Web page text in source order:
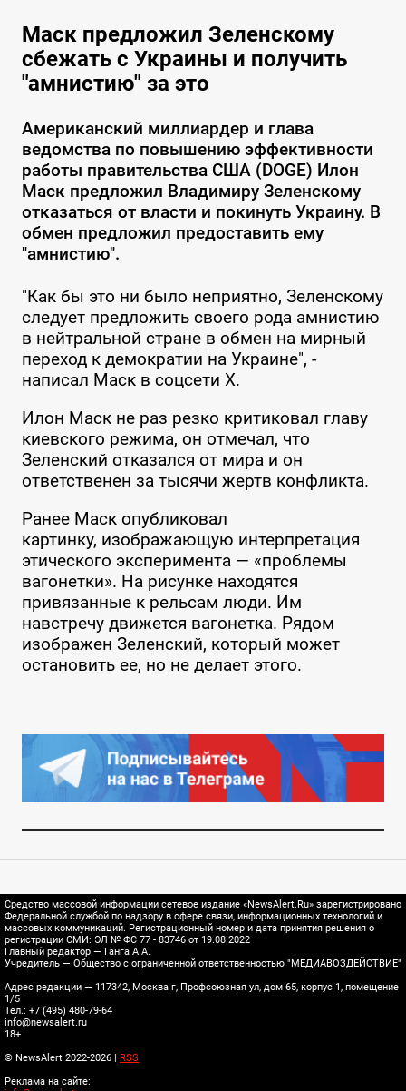
Маск предложил Зеленскому
сбежать с Украины и получить
"амнистию" за это
Американский миллиардер и глава
ведомства по повышению эффективности
работы правительства США (DOGE) Илон
Маск предложил Владимиру Зеленскому
отказаться от власти и покинуть Украину. В
обмен предложил предоставить ему
"амнистию".
"Как бы это ни было неприятно, Зеленскому
следует предложить своего рода амнистию
в нейтральной стране в обмен на мирный
переход к демократии на Украине", -
написал Маск в соцсети X.
Илон Маск не раз резко критиковал главу
киевского режима, он отмечал, что
Зеленский отказался от мира и он
ответственен за тысячи жертв конфликта.
Ранее Маск опубликовал
картинку, изображающую интерпретация
этического эксперимента — «проблемы
вагонетки». На рисунке находятся
привязанные к рельсам люди. Им
навстречу движется вагонетка. Рядом
изображен Зеленский, который может
остановить ее, но не делает этого.
Средство массовой информации сетевое издание «NewsAlert.Ru» зарегистрировано
Федеральной службой по надзору в сфере связи, информационных технологий и
массовых коммуникаций. Регистрационный номер и дата принятия решения о
регистрации СМИ: ЭЛ № ФС 77 - 83746 от 19.08.2022
Главный редактор — Ганга А.А.
Учредитель — Общество с ограниченной ответственностью "МЕДИАВОЗДЕЙСТВИЕ"
Адрес редакции — 117342, Москва г, Профсоюзная ул, дом 65, корпус 1, помещение
1/5
Тел.: +7 (495) 480-79-64
info@newsalert.ru
18+
© NewsAlert 2022-2026 |
RSS
Реклама на сайте: